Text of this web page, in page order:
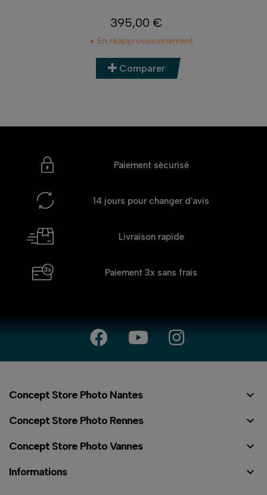
Prix
395,00 €
En réapprovisionnement
Comparer
Paiement sécurisé
14 jours pour changer d'avis
Livraison rapide
Paiement 3x sans frais
Concept Store Photo Nantes 
Concept Store Photo Rennes 
Concept Store Photo Vannes 
Informations 